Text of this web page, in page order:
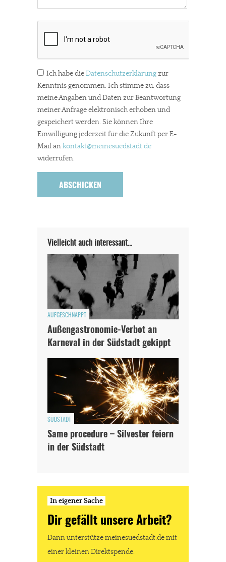
Ich habe dieDatenschutzerklärungzur
Kenntnis genommen. Ich stimme zu, dass
meine Angaben und Daten zur Beantwortung
meiner Anfrage elektronisch erhoben und
gespeichert werden. Sie können Ihre
Einwilligung jederzeit für die Zukunft per E-
Mail ankontakt@meinesuedstadt.de
widerrufen.
Vielleicht auch interessant…
AUFGESCHNAPPT
Außengastronomie-Verbot an
Karneval in der Südstadt gekippt
SÜDSTADT
Same procedure – Silvester feiern
in der Südstadt
In eigener Sache
Dir gefällt unsere Arbeit?
Dann unterstütze meinesuedstadt.de mit
einer kleinen Direktspende.